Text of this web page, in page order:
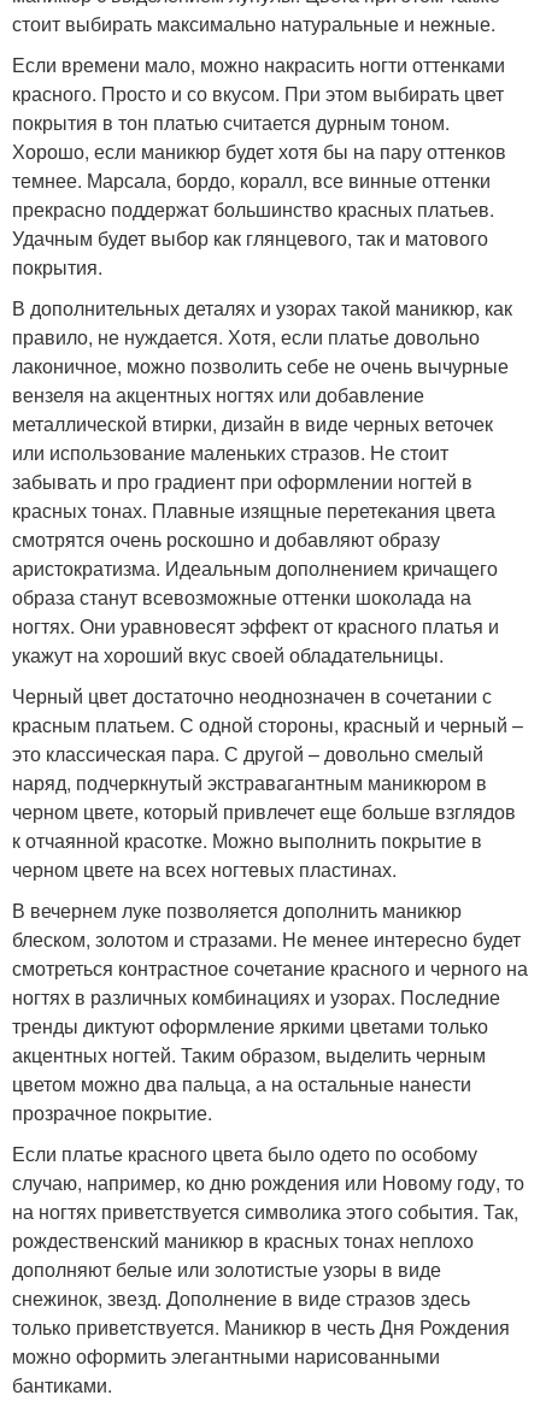
стоит выбирать максимально натуральные и нежные.
Если времени мало, можно накрасить ногти оттенками
красного. Просто и со вкусом. При этом выбирать цвет
покрытия в тон платью считается дурным тоном.
Хорошо, если маникюр будет хотя бы на пару оттенков
темнее. Марсала, бордо, коралл, все винные оттенки
прекрасно поддержат большинство красных платьев.
Удачным будет выбор как глянцевого, так и матового
покрытия.
В дополнительных деталях и узорах такой маникюр, как
правило, не нуждается. Хотя, если платье довольно
лаконичное, можно позволить себе не очень вычурные
вензеля на акцентных ногтях или добавление
металлической втирки, дизайн в виде черных веточек
или использование маленьких стразов. Не стоит
забывать и про градиент при оформлении ногтей в
красных тонах. Плавные изящные перетекания цвета
смотрятся очень роскошно и добавляют образу
аристократизма. Идеальным дополнением кричащего
образа станут всевозможные оттенки шоколада на
ногтях. Они уравновесят эффект от красного платья и
укажут на хороший вкус своей обладательницы.
Черный цвет достаточно неоднозначен в сочетании с
красным платьем. С одной стороны, красный и черный –
это классическая пара. С другой – довольно смелый
наряд, подчеркнутый экстравагантным маникюром в
черном цвете, который привлечет еще больше взглядов
к отчаянной красотке. Можно выполнить покрытие в
черном цвете на всех ногтевых пластинах.
В вечернем луке позволяется дополнить маникюр
блеском, золотом и стразами. Не менее интересно будет
смотреться контрастное сочетание красного и черного на
ногтях в различных комбинациях и узорах. Последние
тренды диктуют оформление яркими цветами только
акцентных ногтей. Таким образом, выделить черным
цветом можно два пальца, а на остальные нанести
прозрачное покрытие.
Если платье красного цвета было одето по особому
случаю, например, ко дню рождения или Новому году, то
на ногтях приветствуется символика этого события. Так,
рождественский маникюр в красных тонах неплохо
дополняют белые или золотистые узоры в виде
снежинок, звезд. Дополнение в виде стразов здесь
только приветствуется. Маникюр в честь Дня Рождения
можно оформить элегантными нарисованными
бантиками.